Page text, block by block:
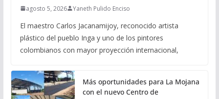
agosto 5, 2026 Yaneth Pulido Enciso
El maestro Carlos Jacanamijoy, reconocido artista
plástico del pueblo Inga y uno de los pintores
colombianos con mayor proyección internacional,
Más oportunidades para La Mojana
con el nuevo Centro de